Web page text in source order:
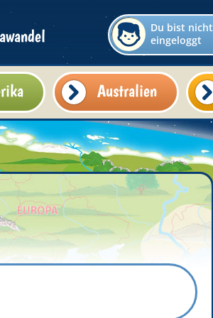
Du bist nicht
eingeloggt
Australien